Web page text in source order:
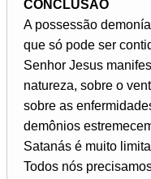
CONCLUSÃO
A possessão
que só pode ser
Senhor Jesus
natureza, sobre o
sobre as
demônios
Satanás é muito
Todos nós